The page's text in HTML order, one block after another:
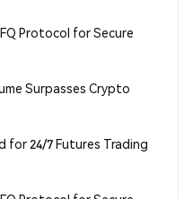
Protocol for Secure
Surpasses Crypto
for 24/7 Futures Trading